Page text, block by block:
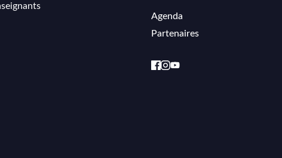
Agenda
Partenaires